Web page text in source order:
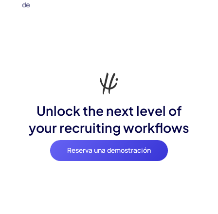
Unlock the next level of
your recruiting workflows
Reserva una demostración